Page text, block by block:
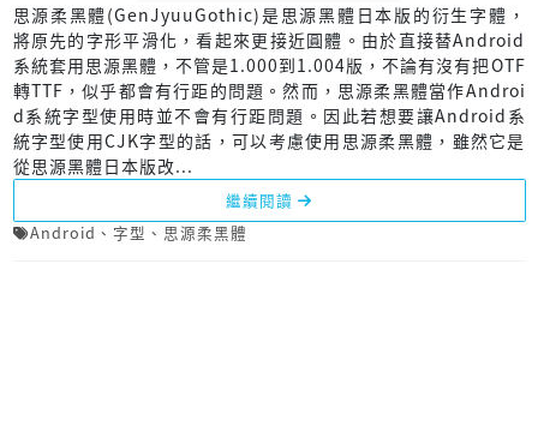
思源柔黑體(GenJyuuGothic)是思源黑體日本版的衍生字體，
將原先的字形平滑化，看起來更接近圓體。由於直接替Android
系統套用思源黑體，不管是1.000到1.004版，不論有沒有把OTF
轉TTF，似乎都會有行距的問題。然而，思源柔黑體當作Androi
d系統字型使用時並不會有行距問題。因此若想要讓Android系
統字型使用CJK字型的話，可以考慮使用思源柔黑體，雖然它是
從思源黑體日本版改...
繼續閱讀
Android 、 字型 、 思源柔黑體